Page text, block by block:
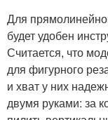
Для
будет удобен
Считается, что
для фигурного
и хват у них
двумя руками: за